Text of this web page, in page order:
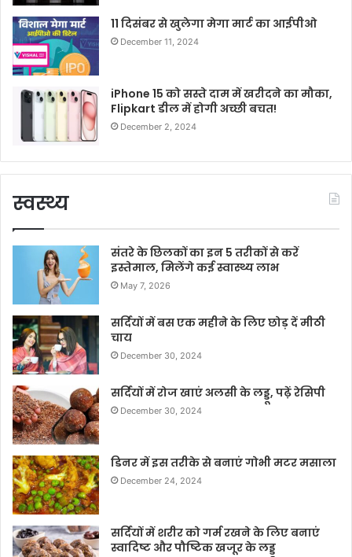
11 दिसंबर से खुलेगा मेगा मार्ट का आईपीओ
December 11, 2024
iPhone 15 को सस्ते दाम में खरीदने का मौका,
Flipkart डील में होगी अच्छी बचत!
December 2, 2024
स्वस्थ्य
संतरे के छिलकों का इन 5 तरीकों से करें
इस्तेमाल, मिलेंगे कई स्वास्थ्य लाभ
May 7, 2026
सर्दियों में बस एक महीने के लिए छोड़ दें मीठी
चाय
December 30, 2024
सर्दियों में रोज खाएं अलसी के लड्डू, पढ़ें रेसिपी
December 30, 2024
डिनर में इस तरीके से बनाएं गोभी मटर मसाला
December 24, 2024
सर्दियों में शरीर को गर्म रखने के लिए बनाएं
स्वादिष्ट और पौष्टिक खजूर के लड्डू